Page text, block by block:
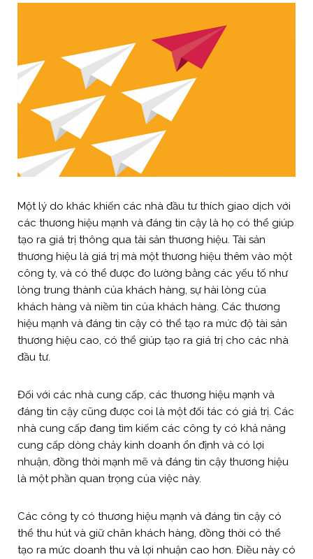
Một lý do khác khiến các nhà đầu tư thích giao dịch với
các thương hiệu mạnh và đáng tin cậy là họ có thể giúp
tạo ra giá trị thông qua tài sản thương hiệu. Tài sản
thương hiệu là giá trị mà một thương hiệu thêm vào một
công ty, và có thể được đo lường bằng các yếu tố như
lòng trung thành của khách hàng, sự hài lòng của
khách hàng và niềm tin của khách hàng. Các thương
hiệu mạnh và đáng tin cậy có thể tạo ra mức độ tài sản
thương hiệu cao, có thể giúp tạo ra giá trị cho các nhà
đầu tư.
Đối với các nhà cung cấp, các thương hiệu mạnh và
đáng tin cậy cũng được coi là một đối tác có giá trị. Các
nhà cung cấp đang tìm kiếm các công ty có khả năng
cung cấp dòng chảy kinh doanh ổn định và có lợi
nhuận, đồng thời mạnh mẽ và đáng tin cậy thương hiệu
là một phần quan trọng của việc này.
Các công ty có thương hiệu mạnh và đáng tin cậy có
thể thu hút và giữ chân khách hàng, đồng thời có thể
tạo ra mức doanh thu và lợi nhuận cao hơn. Điều này có